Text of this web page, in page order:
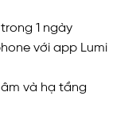
1 ngày
với app Lumi
và hạ tầng